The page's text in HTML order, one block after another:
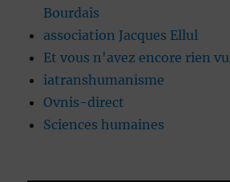
Bourdais
association Jacques Ellul
Et vous n'avez encore rien vu
iatranshumanisme
Ovnis-direct
Sciences humaines